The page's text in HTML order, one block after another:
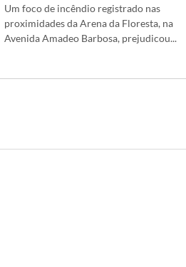
Um foco de incêndio registrado nas
proximidades da Arena da Floresta, na
Avenida Amadeo Barbosa, prejudicou...